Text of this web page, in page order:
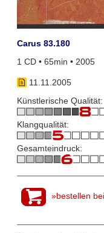
Carus 83.180
1 CD • 65min • 2005
11.11.2005
Künstlerische Qualität:
Klangqualität:
Gesamteindruck:
»bestellen